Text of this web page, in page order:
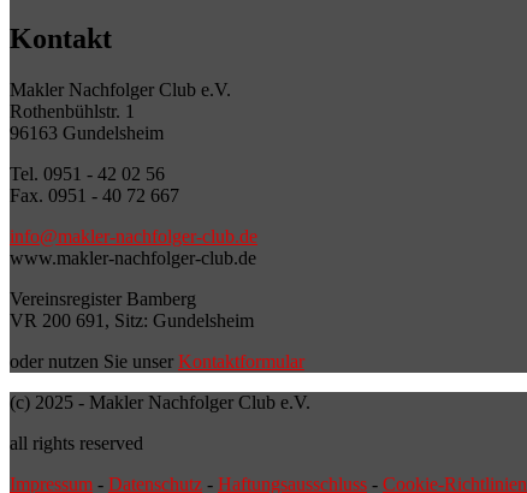
Kontakt
Makler Nachfolger Club e.V.
Rothenbühlstr. 1
96163 Gundelsheim
Tel. 0951 - 42 02 56
Fax. 0951 - 40 72 667
info@makler-nachfolger-club.de
www.makler-nachfolger-club.de
Vereinsregister Bamberg
VR 200 691, Sitz: Gundelsheim
oder nutzen Sie unser Kontaktformular
(c) 2025 - Makler Nachfolger Club e.V.
all rights reserved
Impressum - Datenschutz - Haftungsausschluss - Cookie-Richtlinien